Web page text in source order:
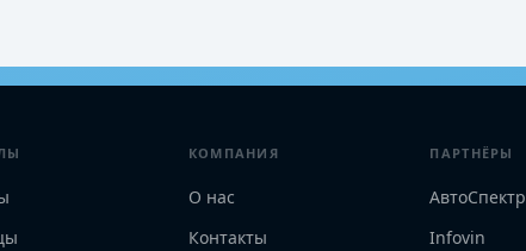
КОМПАНИЯ
О нас
Контакты
ПАРТНЁРЫ
АвтоСпектр
Infovin